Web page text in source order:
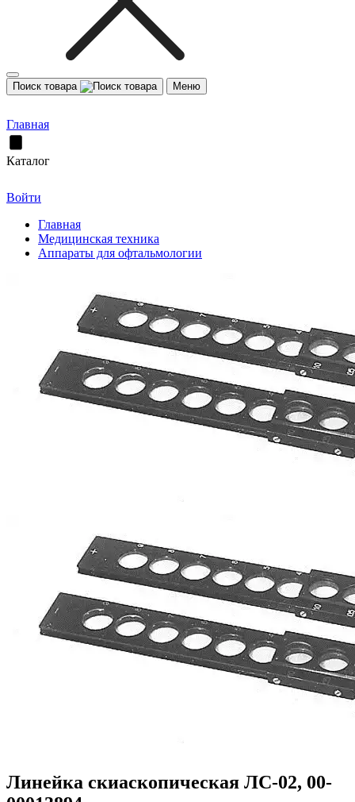
Поиск товара Меню
Главная
Каталог
Войти
Главная
Медицинская техника
Аппараты для офтальмологии
Линейка скиаскопическая ЛС-02, 00-